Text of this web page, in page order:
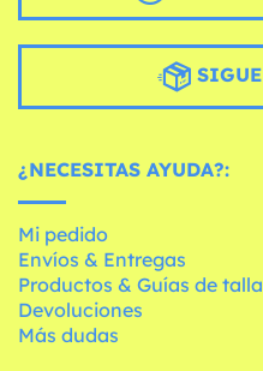
¿NECESITAS AYUDA?:
Mi pedido
Envíos & Entregas
Productos & Guías de
Devoluciones
Más dudas